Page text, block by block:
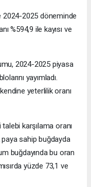
2025 döneminde
%594,9 ile kayısı ve
2024-2025 piyasa
yayımladı.
yeterlilik oranı
karşılama oranı
sahip buğdayda
buğdayında bu oran
yüzde 73,1 ve